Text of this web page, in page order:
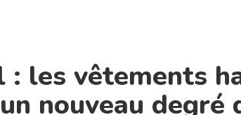
les vêtements
nouveau degré